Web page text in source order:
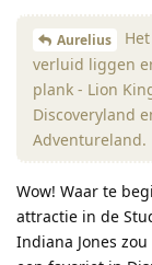
Aurelius
verluid liggen
plank - Lion
Discoveryland
Adventureland.
Wow! Waar te
attractie in de
Indiana Jones